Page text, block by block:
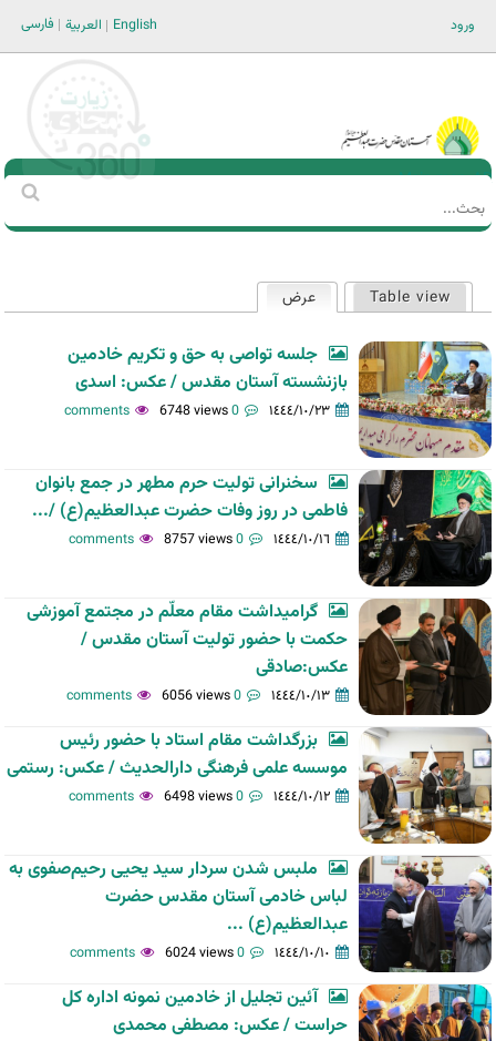
ورود فارسی العربية English
Main men-AR
استمارة
‏
الأساسية
Table view عرض
جلسه تواصی به حق و تکریم خادمین
بازنشسته آستان مقدس / عکس: اسدی
١٤٤٤/١٠/٢٣ 0 comments
6748 views
سخنرانی تولیت حرم مطهر در جمع بانوان
فاطمی در روز وفات حضرت عبدالعظیم(ع) /...
١٤٤٤/١٠/١٦ 0 comments
8757 views
گرامیداشت مقام معلّم در مجتمع آموزشی
حکمت با حضور تولیت آستان مقدس /
عکس:صادقی
١٤٤٤/١٠/١٣ 0 comments
6056 views
بزرگداشت مقام استاد با حضور رئیس
موسسه علمی فرهنگی دارالحدیث / عکس: رستمی
١٤٤٤/١٠/١٢ 0 comments
6498 views
ملبس شدن سردار سید یحیی رحیم‌صفوی به
لباس خادمی آستان مقدس حضرت
عبدالعظیم(ع) ...
١٤٤٤/١٠/١٠ 0 comments
6024 views
آئین تجلیل از خادمین نمونه اداره کل
حراست / عکس: مصطفی محمدی